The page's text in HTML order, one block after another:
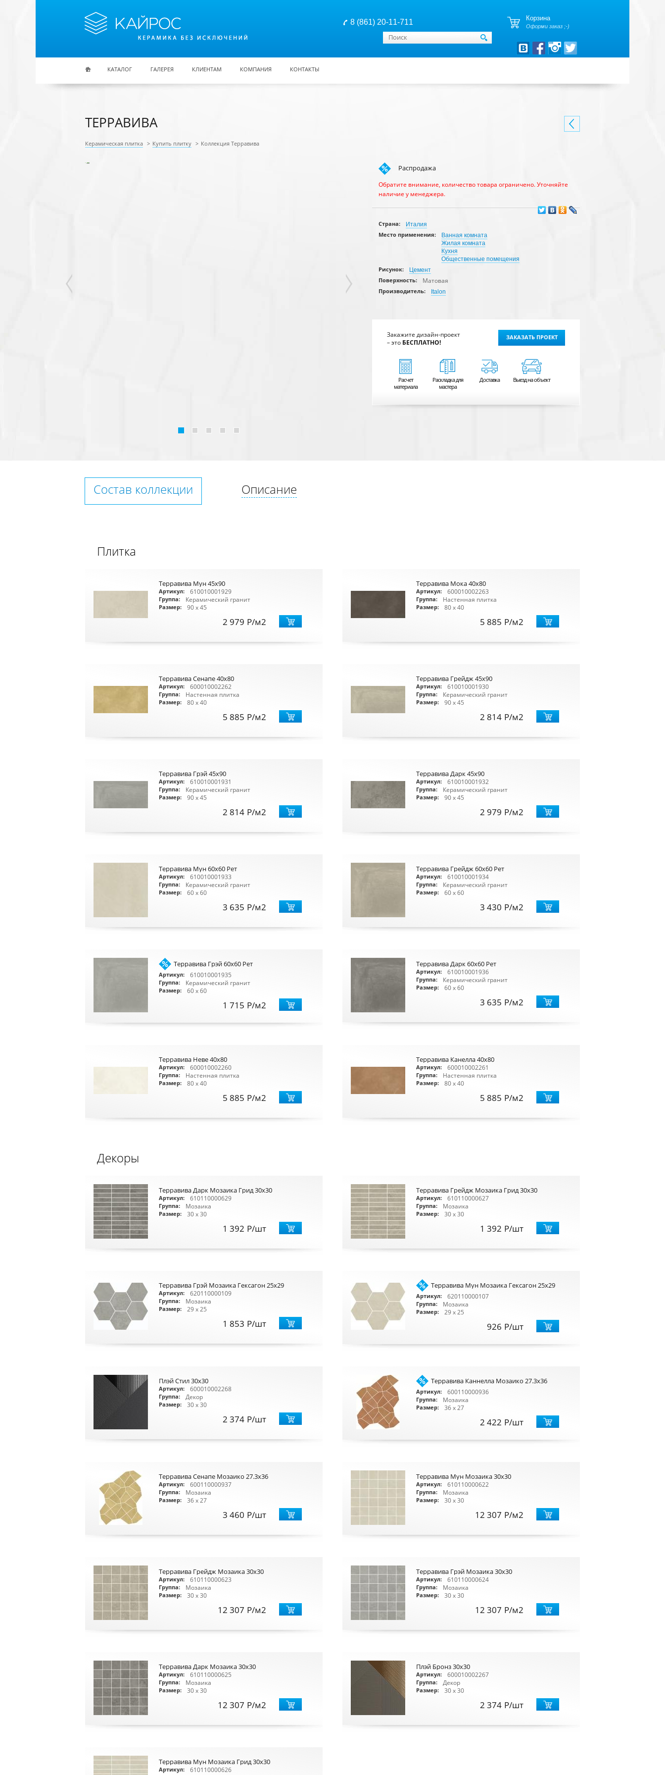
8 (861) 20-11-711 Корзина
Оформи заказ ;-)
Форма поиска
Поиск
КАТАЛОГ ГАЛЕРЕЯ КЛИЕНТАМ КОМПАНИЯ КОНТАКТЫ
ТЕРРАВИВА
Керамическая плитка > Купить плитку > Коллекция Терравива
Распродажа
Обратите внимание, количество товара ограничено. Уточняйте
наличие у менеджера.
Страна:
Италия
Место применения:
Ванная комната
Жилая комната
Кухня
Общественные помещения
Рисунок:
Цемент
Поверхность:
Матовая
Производитель: Italon
Закажите дизайн-проект
– это БЕСПЛАТНО!
ЗАКАЗАТЬ ПРОЕКТ
Расчет
материала
Раскладка для
мастера
Доставка Выезд на объект
Состав коллекции Описание
Плитка
Терравива Мун 45x90
Артикул: 610010001929
Группа: Керамический гранит
Размер: 90 x 45
2 979 Р/м2
Терравива Мока 40x80
Артикул: 600010002263
Группа: Настенная плитка
Размер: 80 x 40
5 885 Р/м2
Терравива Сенапе 40x80
Артикул: 600010002262
Группа: Настенная плитка
Размер: 80 x 40
5 885 Р/м2
Терравива Грейдж 45x90
Артикул: 610010001930
Группа: Керамический гранит
Размер: 90 x 45
2 814 Р/м2
Терравива Грэй 45x90
Артикул: 610010001931
Группа: Керамический гранит
Размер: 90 x 45
2 814 Р/м2
Терравива Дарк 45x90
Артикул: 610010001932
Группа: Керамический гранит
Размер: 90 x 45
2 979 Р/м2
Терравива Мун 60x60 Рет
Артикул: 610010001933
Группа: Керамический гранит
Размер: 60 x 60
3 635 Р/м2
Терравива Грейдж 60x60 Рет
Артикул: 610010001934
Группа: Керамический гранит
Размер: 60 x 60
3 430 Р/м2
Терравива Грэй 60x60 Рет
Артикул: 610010001935
Группа: Керамический гранит
Размер: 60 x 60
1 715 Р/м2
Терравива Дарк 60x60 Рет
Артикул: 610010001936
Группа: Керамический гранит
Размер: 60 x 60
3 635 Р/м2
Терравива Неве 40x80
Артикул: 600010002260
Группа: Настенная плитка
Размер: 80 x 40
5 885 Р/м2
Терравива Канелла 40x80
Артикул: 600010002261
Группа: Настенная плитка
Размер: 80 x 40
5 885 Р/м2
Декоры
Терравива Дарк Мозаика Грид 30x30
Артикул: 610110000629
Группа: Мозаика
Размер: 30 x 30
1 392 Р/шт
Терравива Грейдж Мозаика Грид 30x30
Артикул: 610110000627
Группа: Мозаика
Размер: 30 x 30
1 392 Р/шт
Терравива Грэй Мозаика Гексагон 25x29
Артикул: 620110000109
Группа: Мозаика
Размер: 29 x 25
1 853 Р/шт
Терравива Мун Мозаика Гексагон 25x29
Артикул: 620110000107
Группа: Мозаика
Размер: 29 x 25
926 Р/шт
Плэй Стил 30x30
Артикул: 600010002268
Группа: Декор
Размер: 30 x 30
2 374 Р/шт
Терравива Каннелла Мозаико 27.3x36
Артикул: 600110000936
Группа: Мозаика
Размер: 36 x 27
2 422 Р/шт
Терравива Сенапе Мозаико 27.3x36
Артикул: 600110000937
Группа: Мозаика
Размер: 36 x 27
3 460 Р/шт
Терравива Мун Мозаика 30x30
Артикул: 610110000622
Группа: Мозаика
Размер: 30 x 30
12 307 Р/м2
Терравива Грейдж Мозаика 30x30
Артикул: 610110000623
Группа: Мозаика
Размер: 30 x 30
12 307 Р/м2
Терравива Грэй Мозаика 30x30
Артикул: 610110000624
Группа: Мозаика
Размер: 30 x 30
12 307 Р/м2
Терравива Дарк Мозаика 30x30
Артикул: 610110000625
Группа: Мозаика
Размер: 30 x 30
12 307 Р/м2
Плэй Бронз 30x30
Артикул: 600010002267
Группа: Декор
Размер: 30 x 30
2 374 Р/шт
Терравива Мун Мозаика Грид 30x30
Артикул: 610110000626